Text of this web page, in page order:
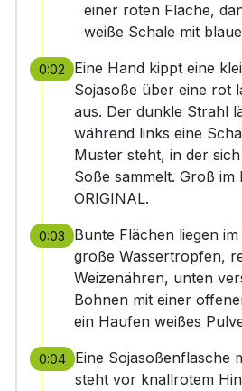
einer roten Fläche,
weiße Schale mit
0:02
Eine Hand kippt eine
Sojasoße über eine rot
aus. Der dunkle Strahl
während links eine
Muster steht, in der
Soße sammelt. Groß im
ORIGINAL.
0:03
Bunte Flächen liegen
große Wassertropfen,
Weizenähren, unten
Bohnen mit einer
ein Haufen weißes
0:04 Eine Sojasoßenflasche
steht vor knallrotem